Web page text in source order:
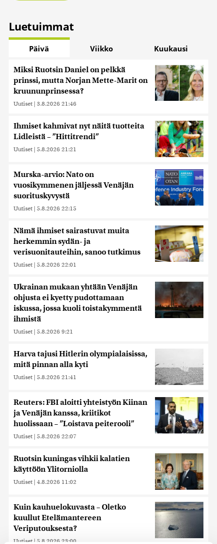
Luetuimmat
Päivä Viikko Kuukausi
Miksi Ruotsin Daniel on pelkkä
prinssi, mutta Norjan Mette-Marit on
kruununprinsessa?
Uutiset | 3.8.2026 21:46
Ihmiset kahmivat nyt näitä tuotteita
Lidleistä – ”Hittitrendi”
Uutiset | 5.8.2026 21:21
Murska-arvio: Nato on
vuosikymmenen jäljessä Venäjän
suorituskyvystä
Uutiset | 5.8.2026 22:15
Nämä ihmiset sairastuvat muita
herkemmin sydän- ja
verisuonitauteihin, sanoo tutkimus
Uutiset | 5.8.2026 22:01
Ukrainan mukaan yhtään Venäjän
ohjusta ei kyetty pudottamaan
iskussa, jossa kuoli toistakymmentä
ihmistä
Uutiset | 5.8.2026 9:21
Harva tajusi Hitlerin olympialaisissa,
mitä pinnan alla kyti
Uutiset | 5.8.2026 21:41
Reuters: FBI aloitti yhteistyön Kiinan
ja Venäjän kanssa, kriitikot
huolissaan – ”Loistava peiterooli”
Uutiset | 5.8.2026 22:07
Ruotsin kuningas vihkii kalatien
käyttöön Ylitorniolla
Uutiset | 4.8.2026 11:02
Kuin kauhuelokuvasta – Oletko
kuullut Etelämantereen
Veriputouksesta?
Uutiset | 5.8.2026 23:00